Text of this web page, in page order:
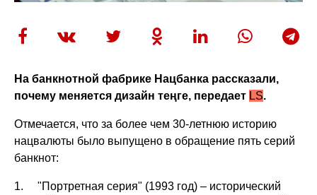
На банкнотной фабрике Нацбанка рассказали,
почему меняется дизайн теңге, передает LS.
Отмечается, что за более чем 30-летнюю историю
нацвалюты было выпущено в обращение пять серий
банкнот:
1. "Портретная серия" (1993 год) – исторический